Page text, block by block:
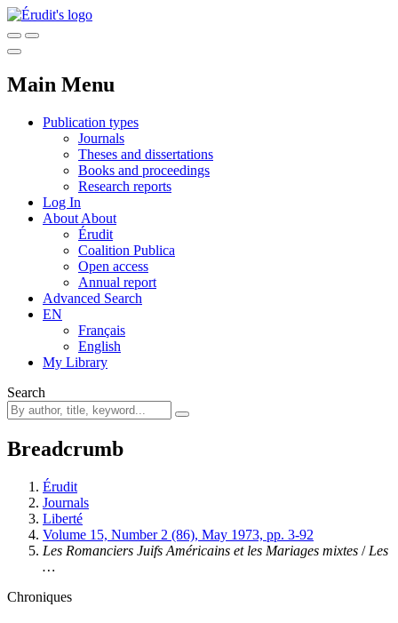
Main Menu
Publication types
Journals
Theses and dissertations
Books and proceedings
Research reports
Log In
About About
Érudit
Coalition Publica
Open access
Annual report
Advanced Search
EN
Français
English
My Library
Search
Breadcrumb
Érudit
Journals
Liberté
Volume 15, Number 2 (86), May 1973, pp. 3-92
Les Romanciers Juifs Américains et les Mariages mixtes / Les
…
Chroniques